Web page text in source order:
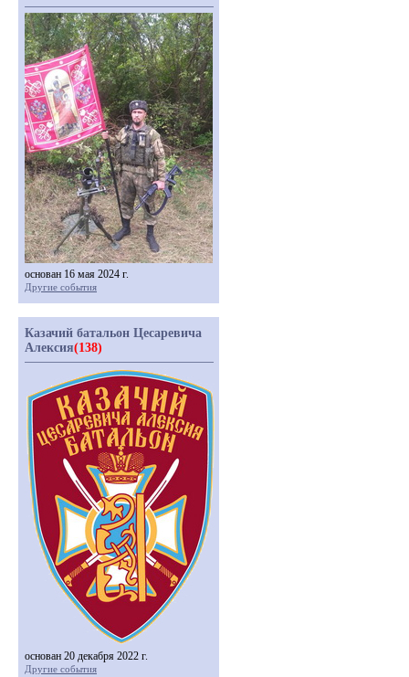
основан 16 мая 2024 г.
Другие события
Казачий батальон Цесаревича
Алексия(138)
основан 20 декабря 2022 г.
Другие события